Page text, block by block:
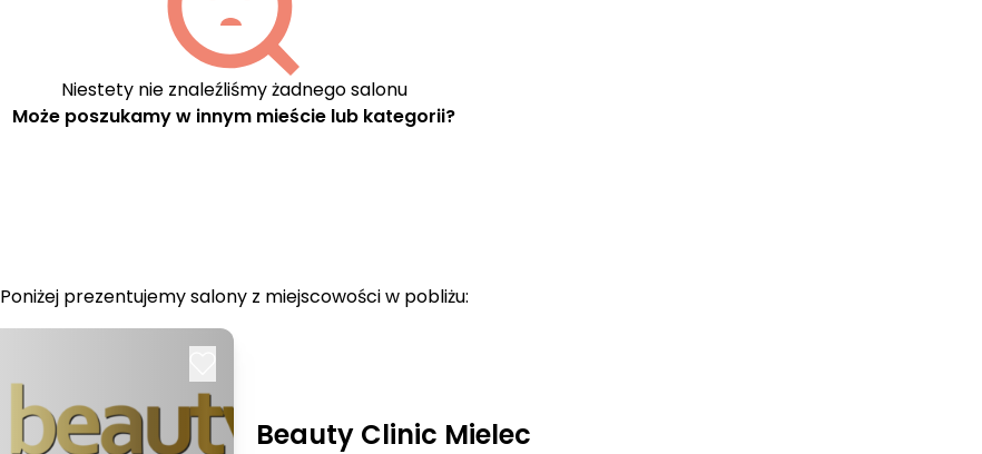
Niestety nie znaleźliśmy żadnego salonu
Może poszukamy w innym mieście lub kategorii?
Poniżej prezentujemy salony z miejscowości w pobliżu:
Beauty Clinic Mielec